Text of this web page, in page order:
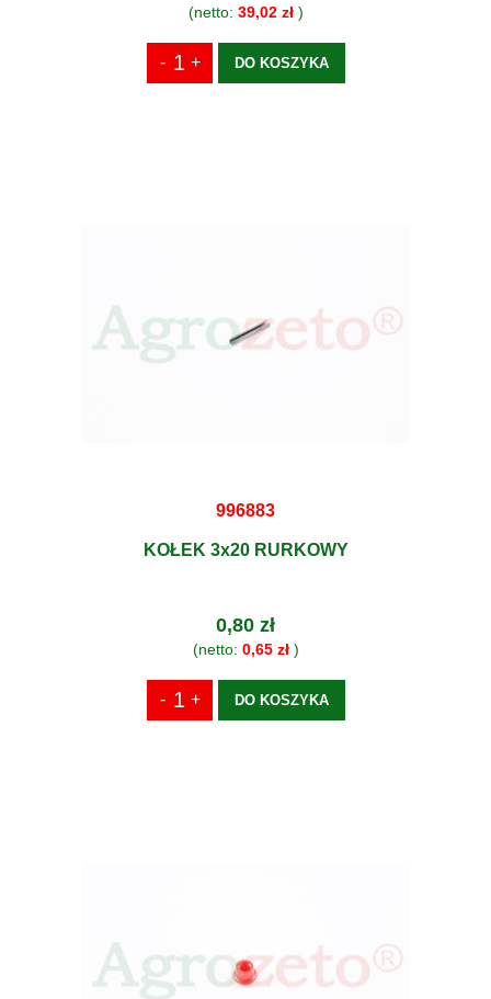
(netto: 39,02 zł)
DO KOSZYKA
996883
KOŁEK 3x20 RURKOWY
0,80 zł
(netto: 0,65 zł)
DO KOSZYKA